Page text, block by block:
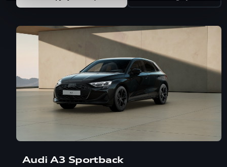
Audi A3 Sportback